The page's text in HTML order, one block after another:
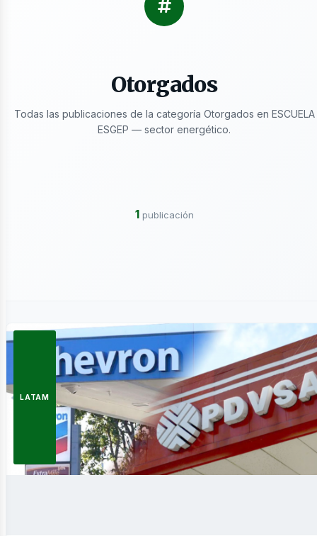
Otorgados
Todas las publicaciones de la categoría Otorgados en ESCUELA
ESGEP — sector energético.
1 publicación
LATAM